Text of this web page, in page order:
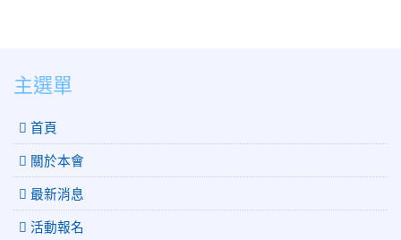
主選單
 首頁
關於本會
最新消息
活動報名